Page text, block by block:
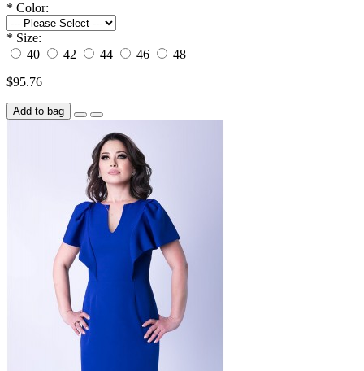
* Color:
* Size:
40
42 44 46
48
$95.76
Add to bag